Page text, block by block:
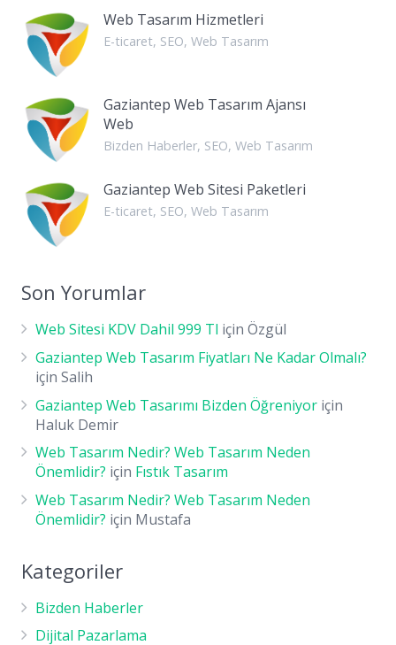
Web Tasarım Hizmetleri
E-ticaret, SEO, Web Tasarım
Gaziantep Web Tasarım Ajansı
Web
Bizden Haberler, SEO, Web Tasarım
Gaziantep Web Sitesi Paketleri
E-ticaret, SEO, Web Tasarım
Son Yorumlar
Web Sitesi KDV Dahil 999 Tl için Özgül
Gaziantep Web Tasarım Fiyatları Ne Kadar Olmalı?
için Salih
Gaziantep Web Tasarımı Bizden Öğreniyor için
Haluk Demir
Web Tasarım Nedir? Web Tasarım Neden
Önemlidir? için Fıstık Tasarım
Web Tasarım Nedir? Web Tasarım Neden
Önemlidir? için Mustafa
Kategoriler
Bizden Haberler
Dijital Pazarlama